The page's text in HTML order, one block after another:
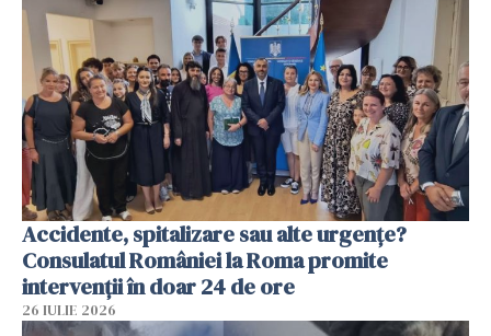
Accidente, spitalizare sau alte urgențe?
Consulatul României la Roma promite
intervenții în doar 24 de ore
26 IULIE 2026